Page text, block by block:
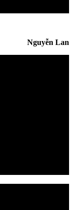
Nguyễn Lan